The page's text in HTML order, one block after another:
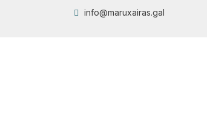
info@maruxairas.gal